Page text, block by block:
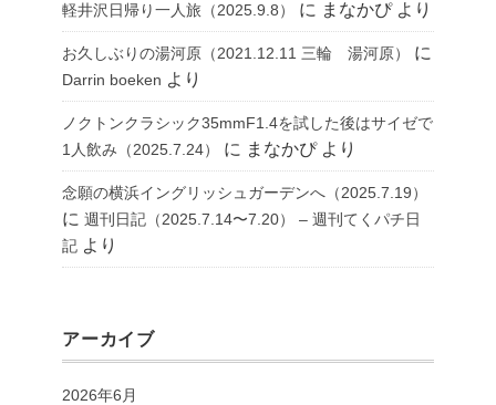
軽井沢日帰り一人旅（2025.9.8） に まなかぴより
お久しぶりの湯河原（2021.12.11 三輪 湯河原） に
Darrin boeken より
ノクトンクラシック35mmF1.4を試した後はサイゼで
1人飲み（2025.7.24）
に まなかぴより
念願の横浜イングリッシュガーデンへ（2025.7.19）
に 週刊日記（2025.7.14〜7.20） – 週刊てくパチ日
記 より
アーカイブ
2026年6月